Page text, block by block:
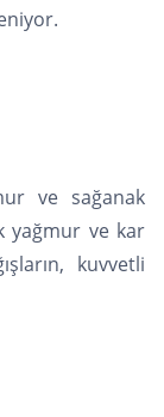
ve sağanak
yağmur ve kar
kuvvetli